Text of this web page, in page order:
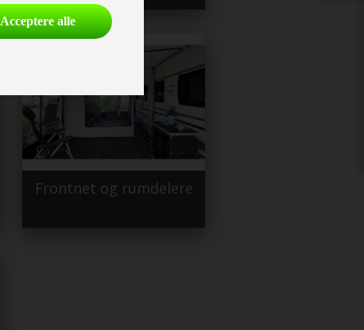
Frontnet og rumdelere
Acceptere alle